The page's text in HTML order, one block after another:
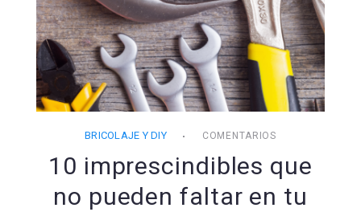
BRICOLAJE Y DIY COMENTARIOS
10 imprescindibles que
no pueden faltar en tu